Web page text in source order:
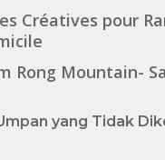
Créatives pour
Rong Mountain-
yang Tidak